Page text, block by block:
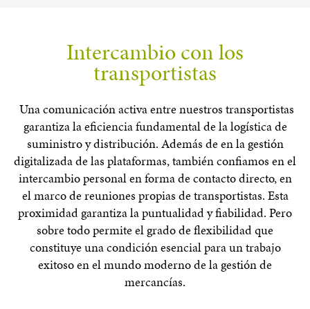
Intercambio con los
transportistas
Una comunicación activa entre nuestros transportistas
garantiza la eficiencia fundamental de la logística de
suministro y distribución. Además de en la gestión
digitalizada de las plataformas, también confiamos en el
intercambio personal en forma de contacto directo, en
el marco de reuniones propias de transportistas. Esta
proximidad garantiza la puntualidad y fiabilidad. Pero
sobre todo permite el grado de flexibilidad que
constituye una condición esencial para un trabajo
exitoso en el mundo moderno de la gestión de
mercancías.